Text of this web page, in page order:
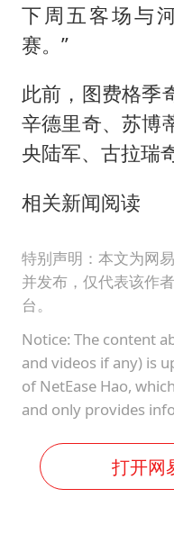
下周五客场与
赛。”
此前，图费格季
辛德里奇、苏博
央陆军、古拉瑞
相关新闻阅读
特别声明：本文为网
并发布，仅代表该作
台。
Notice: The content
and videos if any) is
of NetEase Hao,
and only provides
打开网